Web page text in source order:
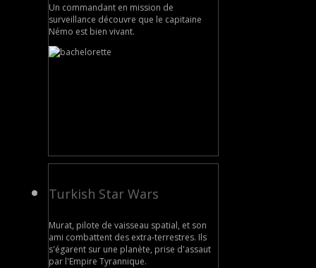
Un commandant en mission de
surveillance découvre que le capitaine
Némo est bien vivant.
Turkish Star Wars
Murat, pilote de vaisseau spatial, et son
ami combattent des extra-terrestres. Ils
s'égarent sur une planète, prise d'assaut
par l'Empire Tyrannique.